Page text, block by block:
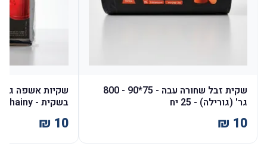
שקית זבל שחורה עבה - 75*90 - 800
גר' (גורילה) - 25 יח
בשקית - Shainy